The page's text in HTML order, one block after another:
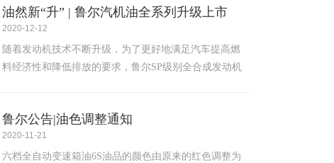
油然新“升” | 鲁尔汽机油全系列升级上市
2020-12-12
随着发动机技术不断升级，为了更好地满足汽车提高燃
料经济性和降低排放的要求，鲁尔SP级别全合成发动机
鲁尔公告|油色调整通知
2020-11-21
六档全自动变速箱油6S油品的颜色由原来的红色调整为